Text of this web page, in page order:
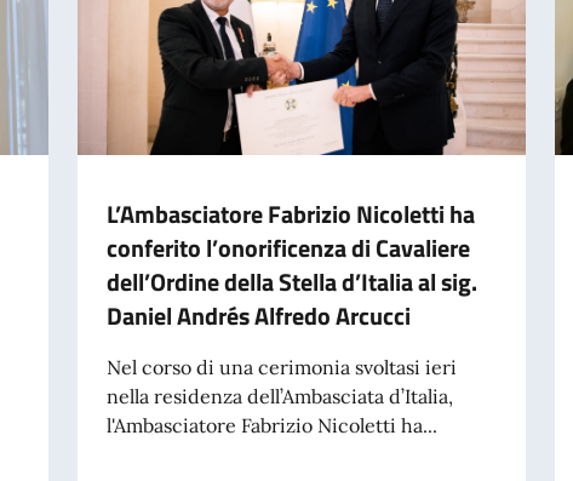
L’Ambasciatore Fabrizio Nicoletti ha
conferito l’onorificenza di Cavaliere
dell’Ordine della Stella d’Italia al sig.
Daniel Andrés Alfredo Arcucci
Nel corso di una cerimonia svoltasi ieri
nella residenza dell’Ambasciata d’Italia,
l'Ambasciatore Fabrizio Nicoletti ha...